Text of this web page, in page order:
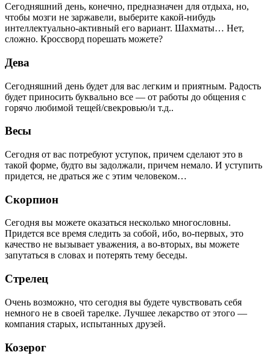
Сегодняшний день, конечно, предназначен для отдыха, но,
чтобы мозги не заржавели, выберите какой-нибудь
интеллектуально-активный его вариант. Шахматы… Нет,
сложно. Кроссворд порешать можете?
Дева
Сегодняшний день будет для вас легким и приятным. Радость
будет приносить буквально все — от работы до общения с
горячо любимой тещей/свекровью/и т.д..
Весы
Сегодня от вас потребуют уступок, причем сделают это в
такой форме, будто вы задолжали, причем немало. И уступить
придется, не драться же с этим человеком…
Скорпион
Сегодня вы можете оказаться несколько многословны.
Придется все время следить за собой, ибо, во-первых, это
качество не вызывает уважения, а во-вторых, вы можете
запутаться в словах и потерять тему беседы.
Стрелец
Очень возможно, что сегодня вы будете чувствовать себя
немного не в своей тарелке. Лучшее лекарство от этого —
компания старых, испытанных друзей.
Козерог